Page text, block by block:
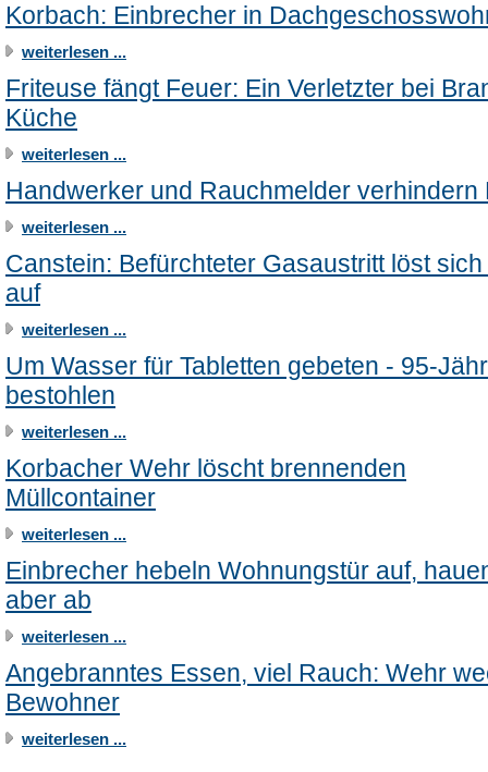
Korbach: Einbrecher in
weiterlesen ...
Friteuse fängt Feuer: Ein Verletzter bei
Küche
weiterlesen ...
Handwerker und Rauchmelder verhindern
weiterlesen ...
Canstein: Befürchteter Gasaustritt löst sich
auf
weiterlesen ...
Um Wasser für Tabletten gebeten - 95-
bestohlen
weiterlesen ...
Korbacher Wehr löscht brennenden
Müllcontainer
weiterlesen ...
Einbrecher hebeln Wohnungstür auf,
aber ab
weiterlesen ...
Angebranntes Essen, viel Rauch: Wehr
Bewohner
weiterlesen ...